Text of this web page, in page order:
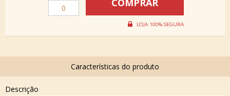
Descrição